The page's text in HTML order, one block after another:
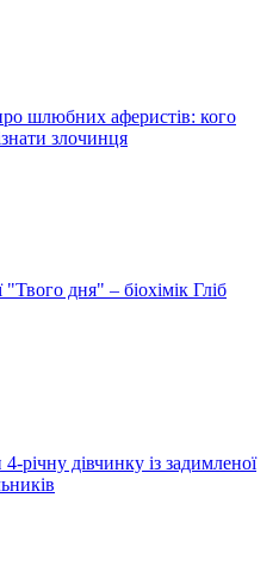
шлюбних аферистів: кого
злочинця
дня" – біохімік Гліб
річну дівчинку із задимленої